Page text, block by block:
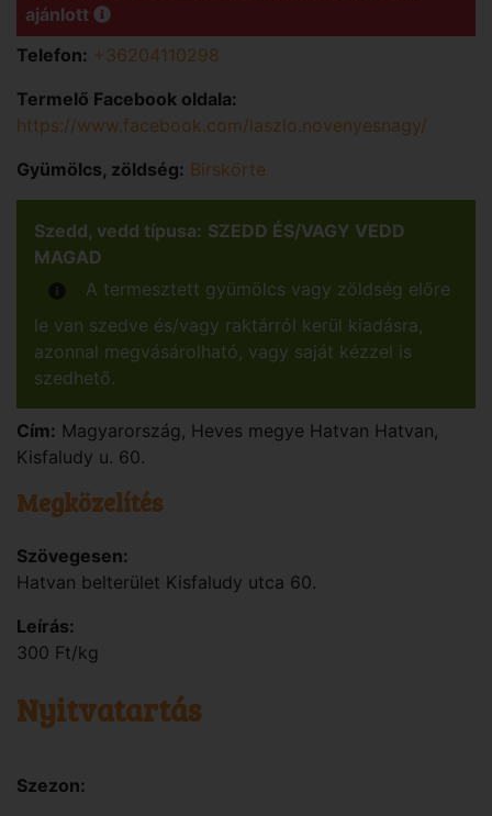
ajánlott
Telefon: +36204110298
Termelő Facebook oldala:
https://www.facebook.com/laszlo.novenyesnagy/
Gyümölcs, zöldség: Birskörte
Szedd, vedd típusa: SZEDD ÉS/VAGY VEDD
MAGAD
A termesztett gyümölcs vagy zöldség előre
le van szedve és/vagy raktárról kerül kiadásra,
azonnal megvásárolható, vagy saját kézzel is
szedhető.
Cím: Magyarország , Heves megye Hatvan Hatvan,
Kisfaludy u. 60.
Megközelítés
Szövegesen:
Hatvan belterület Kisfaludy utca 60.
Leírás:
300 Ft/kg
Nyitvatartás
Szezon: